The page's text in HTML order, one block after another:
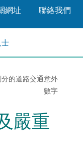
網址 聯絡我們
的道路交通意外
數字
嚴重